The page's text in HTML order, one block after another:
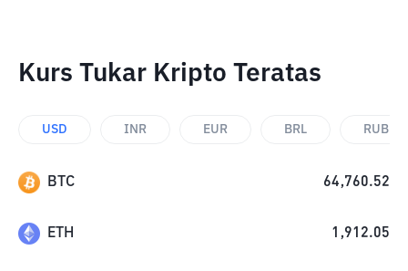
Kurs Tukar Kripto Teratas
USD INR EUR BRL RUB
BTC 64,760.52
ETH 1,912.05